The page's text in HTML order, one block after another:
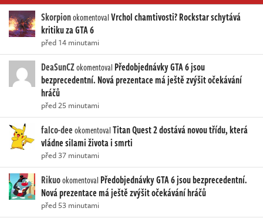
SkorpionokomentovalVrchol chamtivosti? Rockstar schytává
kritiku za GTA 6
před 14 minutami
DeaSunCZokomentoval Předobjednávky GTA 6 jsou
bezprecedentní. Nová prezentace má ještě zvýšit očekávání
hráčů
před 25 minutami
falco-deeokomentovalTitan Quest 2 dostává novou třídu, která
vládne silami života i smrti
před 37 minutami
Rikuookomentoval Předobjednávky GTA 6 jsou bezprecedentní.
Nová prezentace má ještě zvýšit očekávání hráčů
před 53 minutami